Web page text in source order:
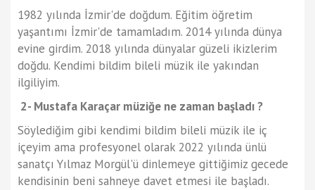
1982 yılında İzmir'de doğdum. Eğitim öğretim
yaşantımı İzmir'de tamamladım. 2014 yılında dünya
evine girdim. 2018 yılında dünyalar güzeli ikizlerim
doğdu. Kendimi bildim bileli müzik ile yakından
ilgiliyim.
2- Mustafa Karaçar müziğe ne zaman başladı ?
Söylediğim gibi kendimi bildim bileli müzik ile iç
içeyim ama profesyonel olarak 2022 yılında ünlü
sanatçı Yılmaz Morgül'ü dinlemeye gittiğimiz gecede
kendisinin beni sahneye davet etmesi ile başladı.